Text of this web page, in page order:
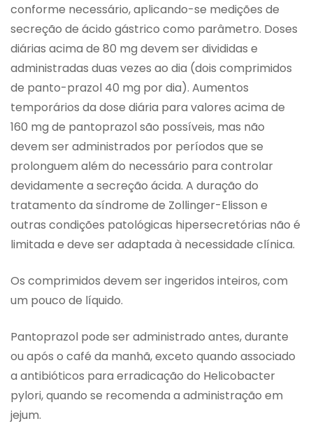
conforme necessário, aplicando-se medições de
secreção de ácido gástrico como parâmetro. Doses
diárias acima de 80 mg devem ser divididas e
administradas duas vezes ao dia (dois comprimidos
de panto-prazol 40 mg por dia). Aumentos
temporários da dose diária para valores acima de
160 mg de pantoprazol são possíveis, mas não
devem ser administrados por períodos que se
prolonguem além do necessário para controlar
devidamente a secreção ácida. A duração do
tratamento da síndrome de Zollinger-Elisson e
outras condições patológicas hipersecretórias não é
limitada e deve ser adaptada à necessidade clínica.
Os comprimidos devem ser ingeridos inteiros, com
um pouco de líquido.
Pantoprazol pode ser administrado antes, durante
ou após o café da manhã, exceto quando associado
a antibióticos para erradicação do Helicobacter
pylori, quando se recomenda a administração em
jejum.